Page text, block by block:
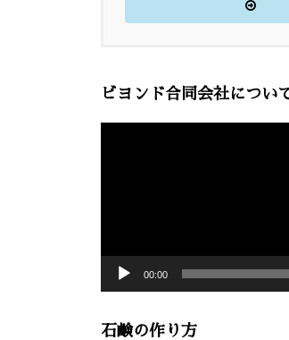
ビヨンド合同会社につい
00:00
石鹸の作り方